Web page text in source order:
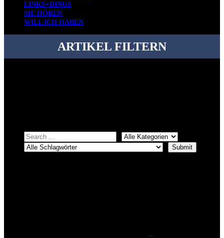
LINKS+DINGS
SIE HÖREN
WILL ICH HABEN
ARTIKEL FILTERN